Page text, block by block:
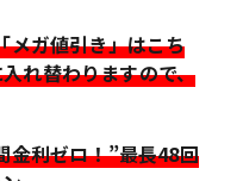
メガ値引き」はこち
れ替わりますので、
金利ゼロ！”最長48回